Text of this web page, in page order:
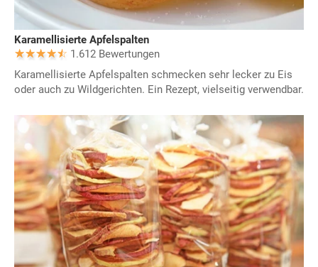
Karamellisierte Apfelspalten
1.612 Bewertungen
Karamellisierte Apfelspalten schmecken sehr lecker zu Eis
oder auch zu Wildgerichten. Ein Rezept, vielseitig verwendbar.